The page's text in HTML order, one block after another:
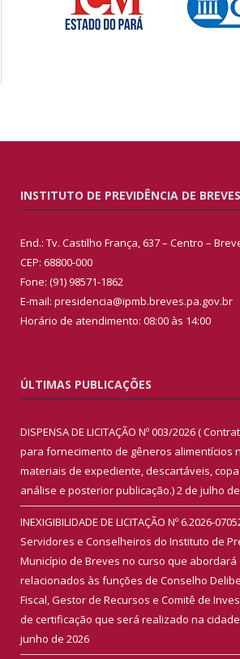
INSTITUTO DE PREVIDÊNCIA DE BREVES
End.: Tv. Castilho França, 637 – Centro –
CEP: 68800-000
Fone: (91) 98571-1862
E-mail: presidencia@ipmb.breves.pa.gov.br
Horário de atendimento: 08:00 às 14:00
ÚLTIMAS PUBLICAÇÕES
DISPENSA DE LICITAÇÃO Nº 003/2026 (
para fornecimento de gêneros alimentícios
materiais de expediente, descartáveis,
análise e posterior publicação.)2 de julho
INEXIGIBILIDADE DE LICITAÇÃO Nº 6.2026-
Servidores e Conselheiros do Instituto de
Município de Breves no curso que
relacionados às funções de Conselho
Fiscal, Gestor de Recursos e Comitê de
de certificação que será realizado na
junho de 2026